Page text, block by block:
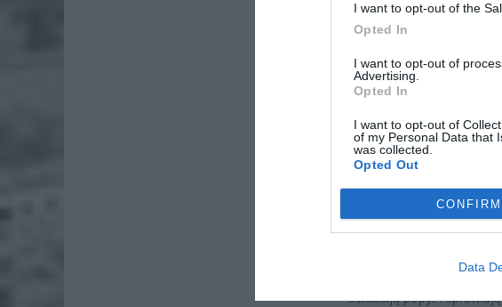
I want to opt-out of the
Opted In
I want to opt-out of
Advertising.
Opted In
I want to opt-out of
of my Personal Data that
was collected.
Opted Out
CONFIRM
Data
ZOBACZ RÓWNIEŻ:
Lidl przecenił hit
początek
Pieniądze dla
Wnioski wciąż
4 sierpnia 2026 12:56
Powodem są
branży pomp ciepła w
Dodatkowo na decyzję
osłabiają popyt i